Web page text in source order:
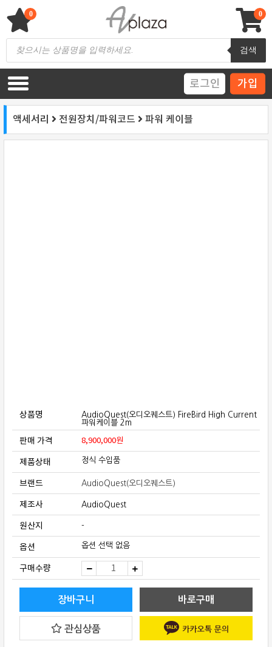
content
AV 플라자
하이파이 / 홈씨어터 전문 쇼핑몰
Products
search
검색
0
0
로그인 가입
액세서리 전원장치/파워코드 파워 케이블
상품명
AudioQuest(오디오퀘스트) FireBird High Current
파워케이블 2m
판매 가격 8,900,000원
제품상태 정식 수입품
브랜드 AudioQuest(오디오퀘스트)
제조사 AudioQuest
원산지 -
옵션 옵션 선택 없음
구매수량
AudioQuest(오
오
퀘
스
FireBird
Current
파
장바구니 바로구매
관심상품